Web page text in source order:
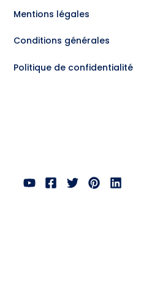
Mentions légales
Conditions générales
Politique de confidentialité